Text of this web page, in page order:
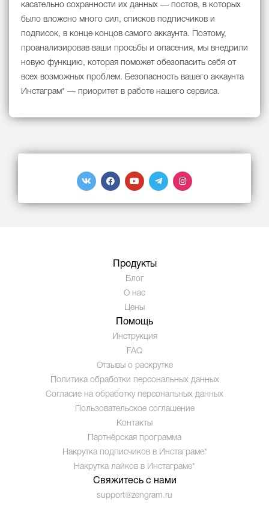
касательно сохранности их данных — постов, в которых
было вложено много сил, списков подписчиков и
подписок, в конце концов самого аккаунта. Поэтому,
проанализировав ваши просьбы и опасения, мы внедрили
новую функцию, которая поможет обезопасить себя от
всех возможных проблем. Безопасность вашего аккаунта
Инстаграм* — приоритет в работе нашего сервиса.
Продукты
Блог
О нас
Цены
Помощь
Инструкция
FAQ
Отзывы о раскрутке
Политика обработки персональных данных
Согласие на обработку персональных данных
Пользовательское соглашение
Контакты
Партнёрская программа
Накрутка подписчиков в Инстаграме*
Накрутка лайков в Инстаграме*
Свяжитесь с нами
support@zengram.ru